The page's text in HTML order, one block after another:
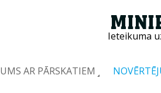
Ieteikuma
AR PĀRSKATIEM